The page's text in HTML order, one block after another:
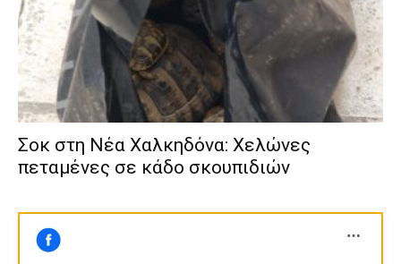
Σοκ στη Νέα Χαλκηδόνα: Χελώνες
πεταμένες σε κάδο σκουπιδιών